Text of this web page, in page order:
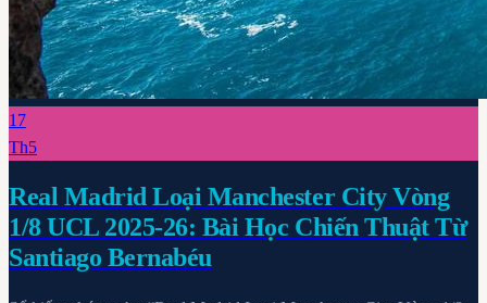
17
Th5
Real Madrid Loại Manchester City Vòng
1/8 UCL 2025-26: Bài Học Chiến Thuật Từ
Santiago Bernabéu